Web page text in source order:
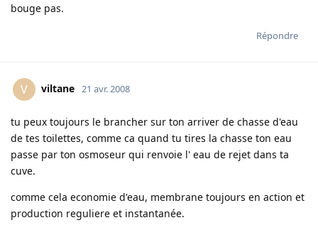
bouge pas.
Répondre
V viltane 21 avr. 2008
tu peux toujours le brancher sur ton arriver de chasse d'eau
de tes toilettes, comme ca quand tu tires la chasse ton eau
passe par ton osmoseur qui renvoie l' eau de rejet dans ta
cuve.
comme cela economie d'eau, membrane toujours en action et
production reguliere et instantanée.